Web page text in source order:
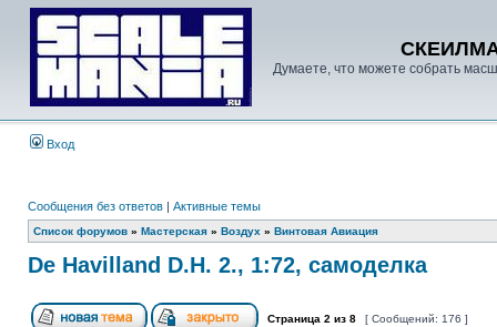
Думаете, что можете собрать
Вход
Сообщения без ответов | Активные темы
Список форумов » Мастерская » Воздух » Винтовая Авиация
De Havilland D.H. 2., 1:72, самоделка
Страница 2 из 8 [ Сообщений: 176 ]